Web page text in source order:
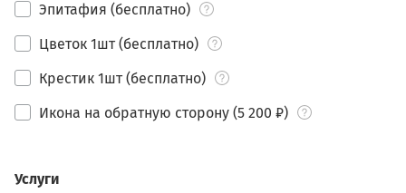
Эпитафия (бесплатно)
Цветок 1шт (бесплатно)
Крестик 1шт (бесплатно)
Икона на обратную сторону (5 200 ₽)
Услуги